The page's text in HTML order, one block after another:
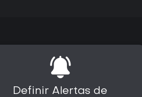
Definir Alertas de